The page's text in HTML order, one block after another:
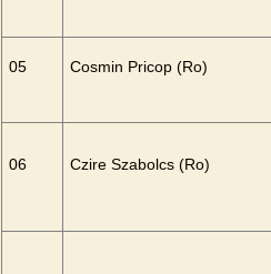
05 Cosmin Pricop (Ro)
06 Czire Szabolcs (Ro)